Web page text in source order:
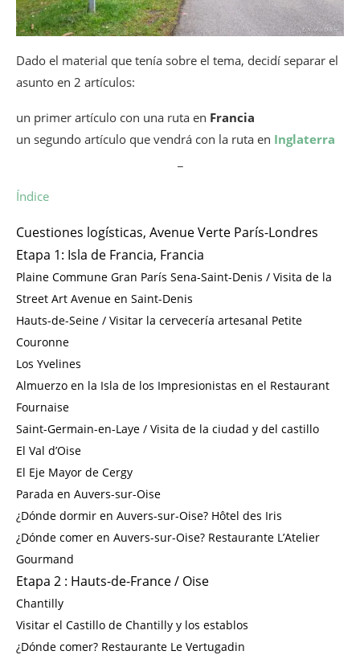
Dado el material que tenía sobre el tema, decidí separar el
asunto en 2 artículos:
un primer artículo con una ruta en Francia
un segundo artículo que vendrá con la ruta en Inglaterra
Índice
Cuestiones logísticas, Avenue Verte París-Londres
Etapa 1: Isla de Francia, Francia
Plaine Commune Gran París Sena-Saint-Denis / Visita de la
Street Art Avenue en Saint-Denis
Hauts-de-Seine / Visitar la cervecería artesanal Petite
Couronne
Los Yvelines
Almuerzo en la Isla de los Impresionistas en el Restaurant
Fournaise
Saint-Germain-en-Laye / Visita de la ciudad y del castillo
El Val d’Oise
El Eje Mayor de Cergy
Parada en Auvers-sur-Oise
¿Dónde dormir en Auvers-sur-Oise? Hôtel des Iris
¿Dónde comer en Auvers-sur-Oise? Restaurante L’Atelier
Gourmand
Etapa 2 : Hauts-de-France / Oise
Chantilly
Visitar el Castillo de Chantilly y los establos
¿Dónde comer? Restaurante Le Vertugadin